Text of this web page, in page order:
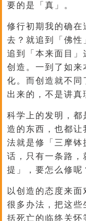
要的是「真」。
修行初期我的确在
去？就追到「佛性
追到「本来面目」
创造。一到了如
化。而创造就不同
出来的，不是讲真
科学上的发明，都
造的东西，也都让
法就是修「三摩钵
话，只有一条路，
提」，要怎么修呢
以创造的态度来面
很多办法，把这
括死亡的临终关